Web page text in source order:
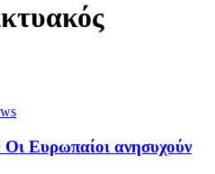
Ευρωπαίοι ανησυχούν